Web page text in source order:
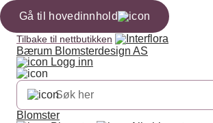
Gå til hovedinnhold
Tilbake til nettbutikken
Bærum Blomsterdesign AS
Logg inn
Blomster